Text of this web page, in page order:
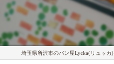
埼玉県所沢市のパン屋Lycka(リュッカ)